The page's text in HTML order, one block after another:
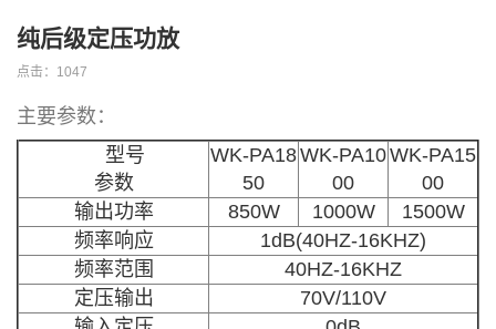
纯后级定压功放
点击： 1047
主要参数：
型号
参数
WK-PA18
50
WK-PA10
00
WK-PA15
00
输出功率
850W 1000W
1500W
频率响应
1dB(40HZ-16KHZ)
频率范围
40HZ-16KHZ
定压输出
70V/110V